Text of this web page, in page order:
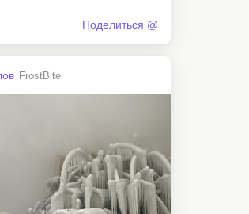
Поделиться @
FrostBite